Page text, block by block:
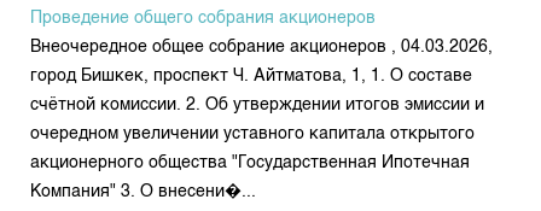
Проведение общего собрания акционеров
Внеочередное общее собрание акционеров , 04.03.2026,
город Бишкек, проспект Ч. Айтматова, 1, 1. О составе
счётной комиссии. 2. Об утверждении итогов эмиссии и
очередном увеличении уставного капитала открытого
акционерного общества "Государственная Ипотечная
Компания" 3. О внесени�...